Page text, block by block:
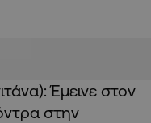
Έμεινε στον
στην